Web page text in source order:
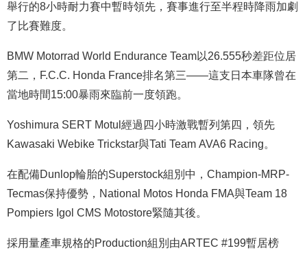
舉行的8小時耐力賽中暫時領先，賽事進行至半程時降雨加劇
了比賽難度。
BMW Motorrad World Endurance Team以26.555秒差距位居
第二，F.C.C. Honda France排名第三——這支日本車隊曾在
當地時間15:00暴雨來臨前一度領跑。
Yoshimura SERT Motul經過四小時激戰暫列第四，領先
Kawasaki Webike Trickstar與Tati Team AVA6 Racing。
在配備Dunlop輪胎的Superstock組別中，Champion-MRP-
Tecmas保持優勢，National Motos Honda FMA與Team 18
Pompiers Igol CMS Motostore緊隨其後。
採用量產車規格的Production組別由ARTEC #199暫居榜